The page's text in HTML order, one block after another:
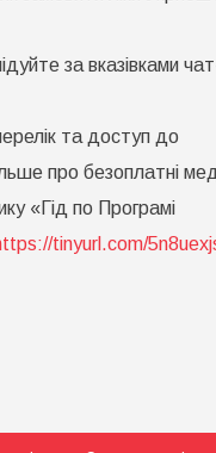
за вказівками
та доступ до
про безоплатні
«Гід по Програмі
tinyurl.com/